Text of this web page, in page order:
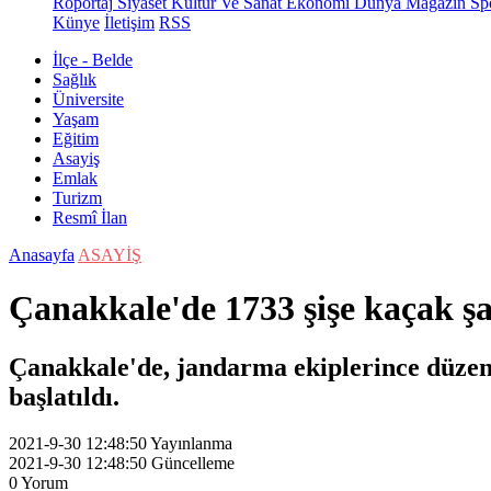
Künye İletişim RSS
İlçe - Belde
Sağlık
Üniversite
Yaşam
Eğitim
Asayiş
Emlak
Turizm
Resmî İlan
Anasayfa ASAYİŞ
Çanakkale'de 1733 şişe kaçak
Çanakkale'de, jandarma ekiplerince
başlatıldı.
2021-9-30 12:48:50Yayınlanma
2021-9-30 12:48:50 Güncelleme
0Yorum